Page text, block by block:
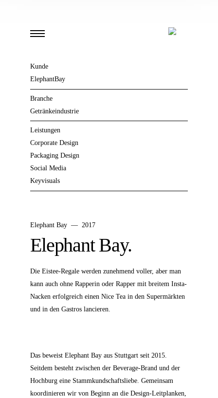
Kunde
ElephantBay
Branche
Getränkeindustrie
Leistungen
Corporate Design
Packaging Design
Social Media
Keyvisuals
Elephant Bay — 2017
Elephant Bay.
Die Eistee-Regale werden zunehmend voller, aber man
kann auch ohne Rapperin oder Rapper mit breitem Insta-
Nacken erfolgreich einen Nice Tea in den Supermärkten
und in den Gastros lancieren.
Das beweist Elephant Bay aus Stuttgart seit 2015.
Seitdem besteht zwischen der Beverage-Brand und der
Hochburg eine Stammkundschaftsliebe. Gemeinsam
koordinieren wir von Beginn an die Design-Leitplanken,